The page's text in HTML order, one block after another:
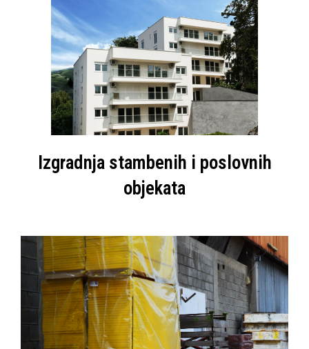
Izgradnja stambenih i poslovnih
objekata